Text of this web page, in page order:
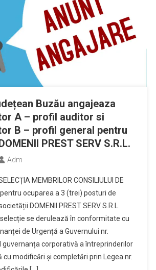
Buzău angajeaza
A – profil auditor si
B – profil general pentru
PREST SERV S.R.L.
Adm
MEMBRILOR CONSILIULUI DE
pentru ocuparea a 3 (trei) posturi de
DOMENII PREST SERV S.R.L.
se derulează în conformitate cu
de Urgență a Guvernului nr.
guvernanța corporativă a întreprinderilor
cu modificări și completări prin Legea nr.